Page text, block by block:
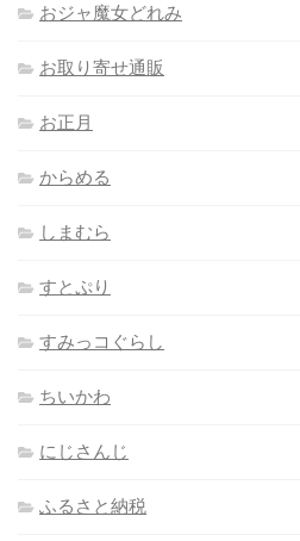
おジャ魔女どれみ
お取り寄せ通販
お正月
からめる
しまむら
すとぷり
すみっコぐらし
ちいかわ
にじさんじ
ふるさと納税